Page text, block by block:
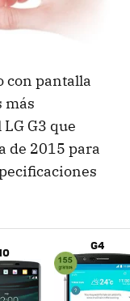
con pantalla
más
G3 que
de 2015 para
G4